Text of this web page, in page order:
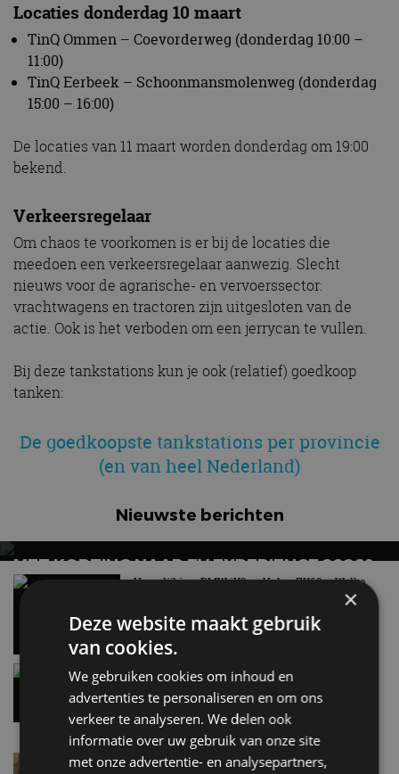
Locaties donderdag 10 maart
TinQ Ommen – Coevorderweg (donderdag 10:00 –
11:00)
TinQ Eerbeek – Schoonmansmolenweg (donderdag
15:00 – 16:00)
De locaties van 11 maart worden donderdag om 19:00
bekend.
Verkeersregelaar
Om chaos te voorkomen is er bij de locaties die
meedoen een verkeersregelaar aanwezig. Slecht
nieuws voor de agrarische- en vervoerssector:
vrachtwagens en tractoren zijn uitgesloten van de
actie. Ook is het verboden om een jerrycan te vullen.
Bij deze tankstations kun je ook (relatief) goedkoop
tanken:
De goedkoopste tankstations per provincie
(en van heel Nederland)
Nieuwste berichten
MET KORTING NAAR EV EXPERIENCE 2026?
AUTORAI REGELT HET!Vergelijking: BMW iX3 vs Volvo EX60 – Welke
28 mei
Gespot: een Chevrolet Corvette Z06
7 aug
Lamborghini Revuelto eert 60 jaar Miura met
×
Deze website maakt gebruik
van cookies.
We gebruiken cookies om inhoud en
advertenties te personaliseren en om ons
verkeer te analyseren. We delen ook
informatie over uw gebruik van onze site
met onze advertentie- en analysepartners,